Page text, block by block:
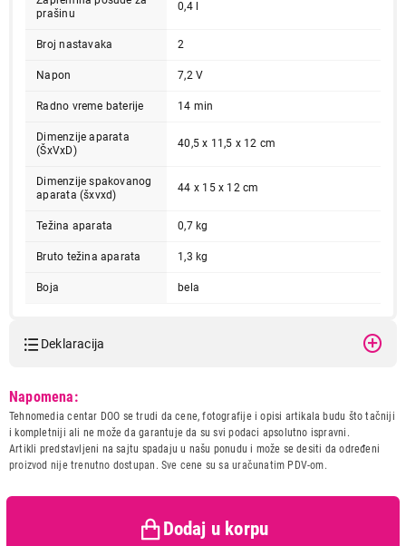
prašinu
0,4 l
Broj nastavaka 2
Napon 7,2 V
Radno vreme baterije 14 min
Dimenzije aparata
(ŠxVxD)
40,5 x 11,5 x 12 cm
Dimenzije spakovanog
aparata (šxvxd)
44 x 15 x 12 cm
Težina aparata 0,7 kg
Bruto težina aparata 1,3 kg
Boja bela
Deklaracija
Naziv i vrsta robe:
USISIVAC
Uvoznik:
Gorenje doo
Zemlja porekla:
Kina
kupaca po osnovu zakona o
Napomena:
Tehnomedia centar DOO se trudi da cene, fotografije i opisi artikala budu što tačniji
i kompletniji ali ne može da garantuje da su svi podaci apsolutno ispravni.
Artikli predstavljeni na sajtu spadaju u našu ponudu i može se desiti da određeni
proizvod nije trenutno dostupan. Sve cene su sa uračunatim PDV-om.
Dodaj u korpu
USISIVAČI
GORENJE MVC72FW
Proizvod je dodat u korpu.
Ukupno u korpi:
Završi kupovinu